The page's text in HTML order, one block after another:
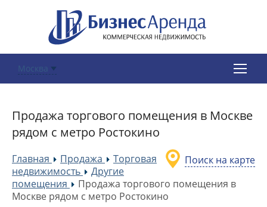
Москва
Продажа торгового помещения в Москве
рядом с метро Ростокино
Поиск на карте
Главная »Продажа »
Торговая
недвижимость
»
Другие
помещения
»Продажа торгового помещения в
Москве рядом с метро Ростокино